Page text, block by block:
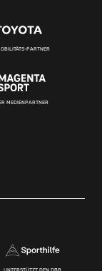
PARTNER
MEDIENPARTNER